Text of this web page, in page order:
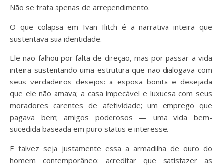
Não se trata apenas de arrependimento.
O que colapsa em Ivan Ilitch é a narrativa inteira que
sustentava sua identidade.
Ele não falhou por falta de direção, mas por passar a vida
inteira sustentando uma estrutura que não dialogava com
seus verdadeiros desejos: a esposa bonita e desejada
que ele não amava; a casa impecável e luxuosa com seus
moradores carentes de afetividade; um emprego que
pagava bem; amigos poderosos — uma vida bem-
sucedida baseada em puro status e interesse.
E talvez seja justamente essa a armadilha de ouro do
homem contemporâneo: acreditar que satisfazer as